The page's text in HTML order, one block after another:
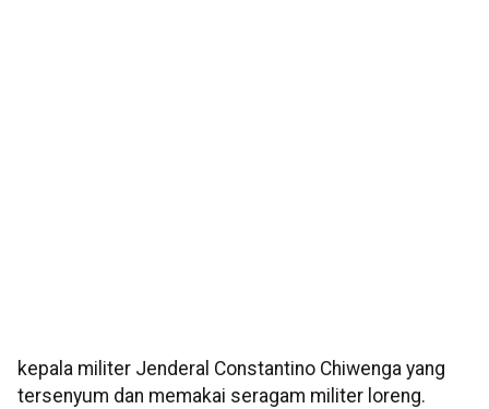
kepala militer Jenderal Constantino Chiwenga yang
tersenyum dan memakai seragam militer loreng.